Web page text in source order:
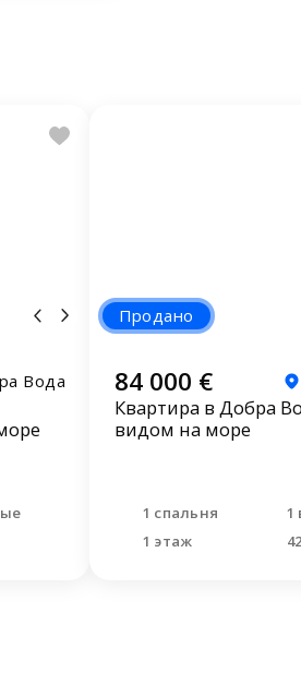
Вода
Продано
84 000 €
Квартира в Добра
видом на море
1 спальня
1
1 этаж